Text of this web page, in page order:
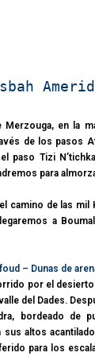
en la
de los pasos
paso Tizi
para
camino de las
a
– Dunas de
por el desierto
del Dades.
bordeado de
altos
para los